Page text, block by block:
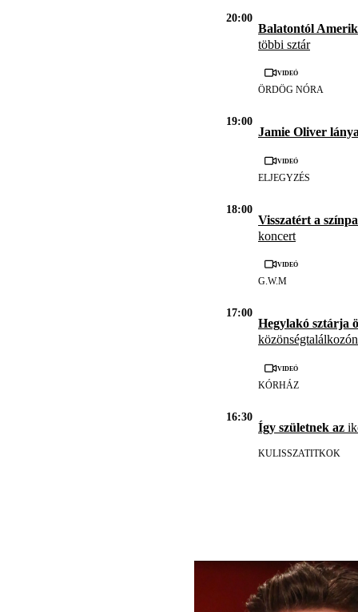
20:00
Balatontól
többi sztár
Videó
ÖRDÖG NÓRA
19:00
Jamie Oliver
Videó
ELJEGYZÉS
18:00
Visszatért a
koncert
Videó
G.W.M
17:00
Hegylakó sztárja
közönségtalálkozón
Videó
KÓRHÁZ
16:30
Így születnek az
KULISSZATITKOK